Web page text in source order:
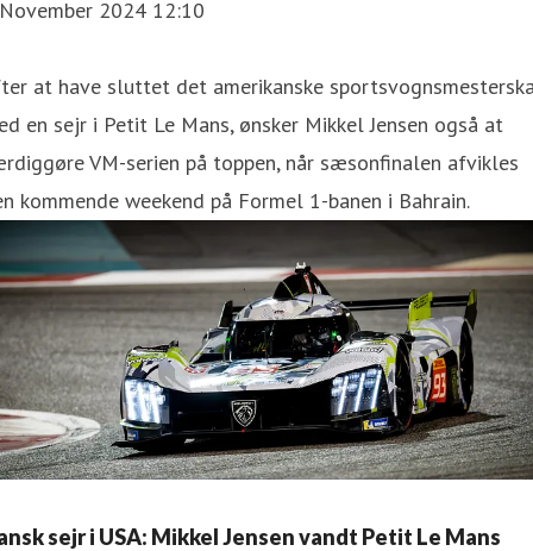
2024 12:10
at have sluttet det amerikanske
en sejr i Petit Le Mans, ønsker Mikkel Jensen også at
VM-serien på toppen, når sæsonfinalen afvikles
kommende weekend på Formel 1-banen i Bahrain.
sejr i USA: Mikkel Jensen vandt Petit Le Mans